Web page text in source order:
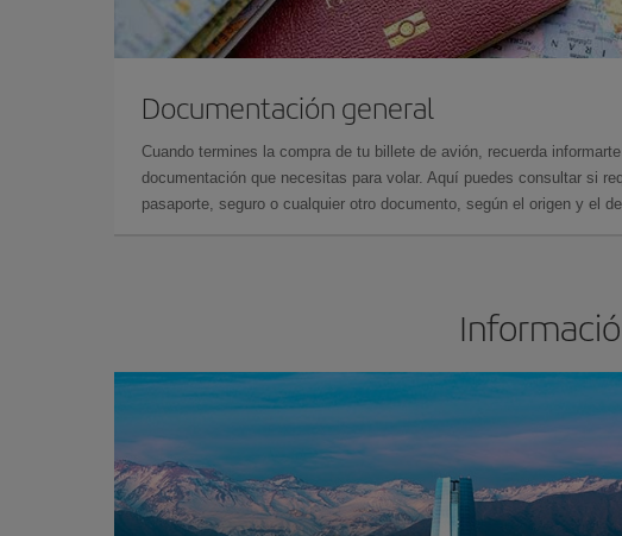
Documentación general
Cuando termines la compra de tu billete de avión, recuerda
documentación que necesitas para volar. Aquí puedes consultar si
pasaporte, seguro o cualquier otro documento, según el origen y el